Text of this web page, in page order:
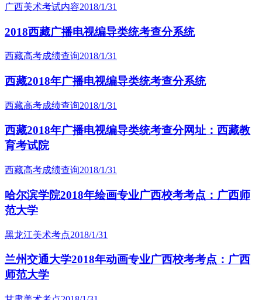
广西美术考试内容2018/1/31
2018西藏广播电视编导类统考查分系统
西藏高考成绩查询2018/1/31
西藏2018年广播电视编导类统考查分系统
西藏高考成绩查询2018/1/31
西藏2018年广播电视编导类统考查分网址：西藏教
育考试院
西藏高考成绩查询2018/1/31
哈尔滨学院2018年绘画专业广西校考考点：广西师
范大学
黑龙江美术考点2018/1/31
兰州交通大学2018年动画专业广西校考考点：广西
师范大学